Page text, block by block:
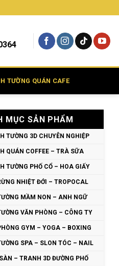
TƯỜNG QUÁN CAFE
MỤC SẢN PHẨM
TƯỜNG 3D CHUYÊN NGHIỆP
QUÁN COFFEE – TRÀ SỮA
TƯỜNG PHỐ CỔ – HOA GIẤY
NHIỆT ĐỚI – TROPOCAL
MẦM NON – ANH NGỮ
VĂN PHÒNG – CÔNG TY
GYM – YOGA – BOXING
SPA – SLON TÓC – NAIL
– TRANH 3D ĐƯỜNG PHỐ